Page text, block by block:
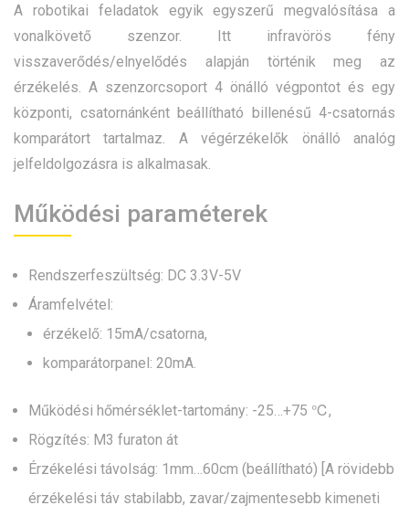
A robotikai feladatok egyik egyszerű megvalósítása a
vonalkövető szenzor. Itt infravörös fény
visszaverődés/elnyelődés alapján történik meg az
érzékelés. A szenzorcsoport 4 önálló végpontot és egy
központi, csatornánként beállítható billenésű 4-csatornás
komparátort tartalmaz. A végérzékelők önálló analóg
jelfeldolgozásra is alkalmasak.
Működési paraméterek
Rendszerfeszültség: DC 3.3V-5V
Áramfelvétel:
érzékelő: 15mA/csatorna,
komparátorpanel: 20mA.
Működési hőmérséklet-tartomány: -25…+75 ℃,
Rögzítés: M3 furaton át
Érzékelési távolság: 1mm…60cm (beállítható) [A rövidebb
érzékelési táv stabilabb, zavar/zajmentesebb kimeneti